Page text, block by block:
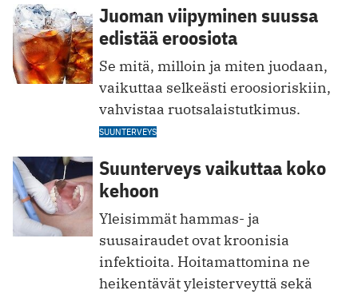
Juoman viipyminen suussa
edistää eroosiota
Se mitä, milloin ja miten juodaan,
vaikuttaa selkeästi eroosioriskiin,
vahvistaa ruotsalaistutkimus.
SUUNTERVEYS
Suunterveys vaikuttaa koko
kehoon
Yleisimmät hammas- ja
suusairaudet ovat kroonisia
infektioita. Hoitamattomina ne
heikentävät yleisterveyttä sekä